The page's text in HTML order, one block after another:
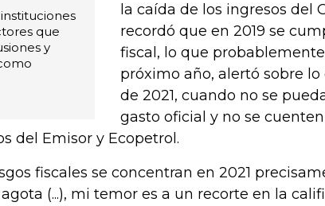
que
y
la caída de los ingresos del
recordó que en 2019 se
fiscal, lo que probablemente
próximo año, alertó sobre
de 2021, cuando no se
gasto oficial y no se
del Emisor y Ecopetrol.
fiscales se concentran en 2021
(...), mi temor es a un recorte en la